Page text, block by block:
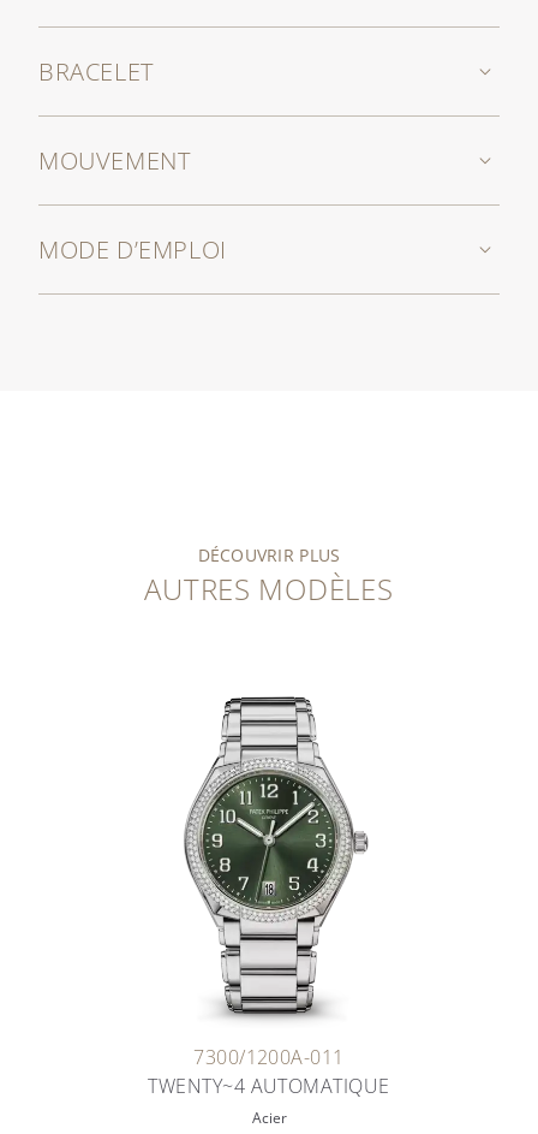
BRACELET
MOUVEMENT
MODE D’EMPLOI
DÉCOUVRIR PLUS
AUTRES MODÈLES
7300/1200A-011
TWENTY~4 AUTOMATIQUE
Acier